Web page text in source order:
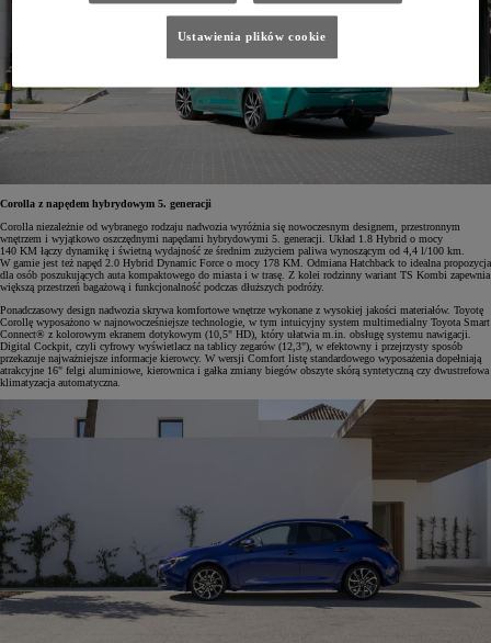
Corolla z napędem hybrydowym 5. generacji
Corolla niezależnie od wybranego rodzaju nadwozia wyróżnia się nowoczesnym designem, przestronnym
wnętrzem i wyjątkowo oszczędnymi napędami hybrydowymi 5. generacji. Układ 1.8 Hybrid o mocy
140 KM łączy dynamikę i świetną wydajność ze średnim zużyciem paliwa wynoszącym od 4,4 l/100 km.
W gamie jest też napęd 2.0 Hybrid Dynamic Force o mocy 178 KM. Odmiana Hatchback to idealna propozycja
dla osób poszukujących auta kompaktowego do miasta i w trasę. Z kolei rodzinny wariant TS Kombi zapewnia
większą przestrzeń bagażową i funkcjonalność podczas dłuższych podróży.
Ponadczasowy design nadwozia skrywa komfortowe wnętrze wykonane z wysokiej jakości materiałów. Toyotę
Corollę wyposażono w najnowocześniejsze technologie, w tym intuicyjny system multimedialny Toyota Smart
Connect® z kolorowym ekranem dotykowym (10,5" HD), który ułatwia m.in. obsługę systemu nawigacji.
Digital Cockpit, czyli cyfrowy wyświetlacz na tablicy zegarów (12,3"), w efektowny i przejrzysty sposób
przekazuje najważniejsze informacje kierowcy. W wersji Comfort listę standardowego wyposażenia dopełniają
atrakcyjne 16" felgi aluminiowe, kierownica i gałka zmiany biegów obszyte skórą syntetyczną czy dwustrefowa
klimatyzacja automatyczna.
Ustawienia plików cookie